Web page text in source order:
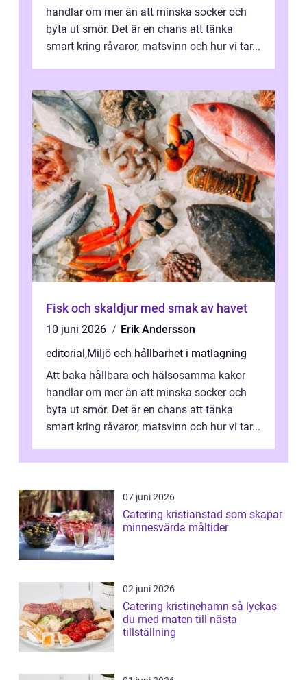
handlar om mer än att minska socker och
byta ut smör. Det är en chans att tänka
smart kring råvaror, matsvinn och hur vi tar...
Fisk och skaldjur med smak av havet
10 juni 2026
Erik Andersson
editorial,Miljö och hållbarhet i matlagning
Att baka hållbara och hälsosamma kakor
handlar om mer än att minska socker och
byta ut smör. Det är en chans att tänka
smart kring råvaror, matsvinn och hur vi tar...
07 juni 2026
Catering kristianstad som skapar
minnesvärda måltider
02 juni 2026
Catering kristinehamn så lyckas
du med maten till nästa
tillställning